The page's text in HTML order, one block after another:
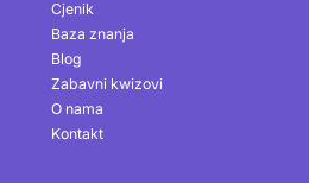
Cjenik
Baza znanja
Blog
Zabavni kwizovi
O nama
Kontakt